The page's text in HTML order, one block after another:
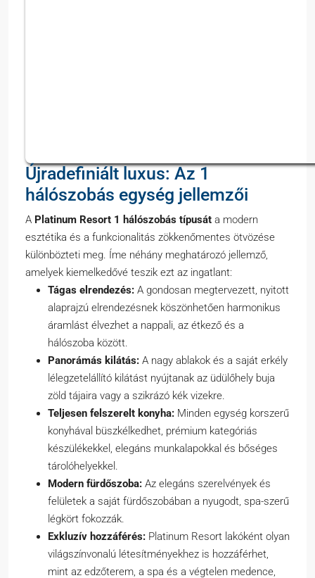
Újradefiniált luxus: Az 1
hálószobás egység jellemzői
A Platinum Resort 1 hálószobás típusát a modern
esztétika és a funkcionalitás zökkenőmentes ötvözése
különbözteti meg. Íme néhány meghatározó jellemző,
amelyek kiemelkedővé teszik ezt az ingatlant:
Tágas elrendezés: A gondosan megtervezett, nyitott
alaprajzú elrendezésnek köszönhetően harmonikus
áramlást élvezhet a nappali, az étkező és a
hálószoba között.
Panorámás kilátás: A nagy ablakok és a saját erkély
lélegzetelállító kilátást nyújtanak az üdülőhely buja
zöld tájaira vagy a szikrázó kék vizekre.
Teljesen felszerelt konyha: Minden egység korszerű
konyhával büszkélkedhet, prémium kategóriás
készülékekkel, elegáns munkalapokkal és bőséges
tárolóhelyekkel.
Modern fürdőszoba: Az elegáns szerelvények és
felületek a saját fürdőszobában a nyugodt, spa-szerű
légkört fokozzák.
Exkluzív hozzáférés: Platinum Resort lakóként olyan
világszínvonalú létesítményekhez is hozzáférhet,
mint az edzőterem, a spa és a végtelen medence,